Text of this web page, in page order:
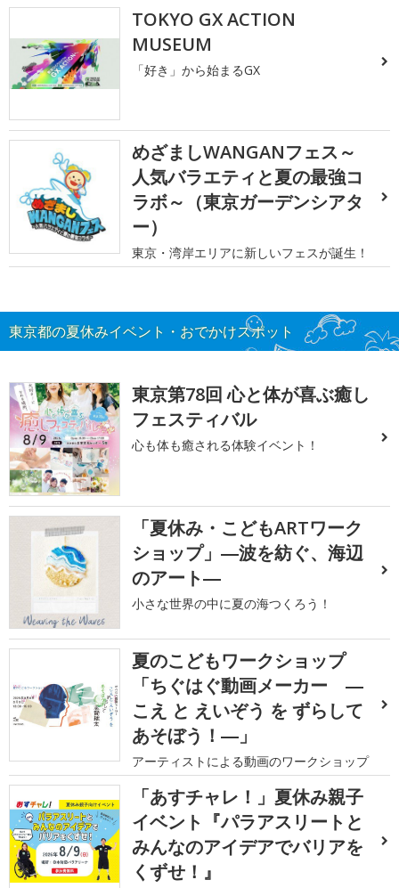
TOKYO GX ACTION
MUSEUM
「好き」から始まるGX
めざましWANGANフェス～
人気バラエティと夏の最強コ
ラボ～（東京ガーデンシアタ
ー）
東京・湾岸エリアに新しいフェスが誕生！
東京都の夏休みイベント・おでかけスポット
東京第78回 心と体が喜ぶ癒し
フェスティバル
心も体も癒される体験イベント！
「夏休み・こどもARTワーク
ショップ」―波を紡ぐ、海辺
のアート―
小さな世界の中に夏の海つくろう！
夏のこどもワークショップ
「ちぐはぐ動画メーカー ―
こえ と えいぞう を ずらして
あそぼう！―」
アーティストによる動画のワークショップ
「あすチャレ！」夏休み親子
イベント『パラアスリートと
みんなのアイデアでバリアを
くずせ！』